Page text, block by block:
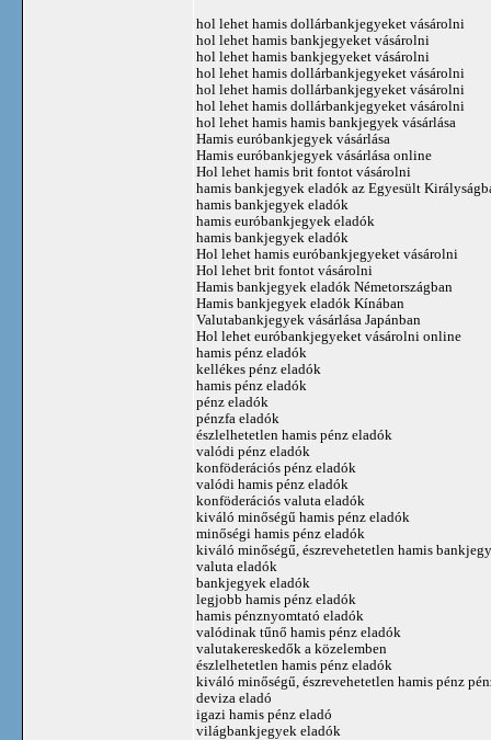
hol lehet hamis dollárbankjegyeket vásárolni
hol lehet hamis bankjegyeket vásárolni
hol lehet hamis bankjegyeket vásárolni
hol lehet hamis dollárbankjegyeket vásárolni
hol lehet hamis dollárbankjegyeket vásárolni
hol lehet hamis dollárbankjegyeket vásárolni
hol lehet hamis hamis bankjegyek vásárlása
Hamis euróbankjegyek vásárlása
Hamis euróbankjegyek vásárlása online
Hol lehet hamis brit fontot vásárolni
hamis bankjegyek eladók az Egyesült
hamis bankjegyek eladók
hamis euróbankjegyek eladók
hamis bankjegyek eladók
Hol lehet hamis euróbankjegyeket vásárolni
Hol lehet brit fontot vásárolni
Hamis bankjegyek eladók Németországban
Hamis bankjegyek eladók Kínában
Valutabankjegyek vásárlása Japánban
Hol lehet euróbankjegyeket vásárolni online
hamis pénz eladók
kellékes pénz eladók
hamis pénz eladók
pénz eladók
pénzfa eladók
észlelhetetlen hamis pénz eladók
valódi pénz eladók
konföderációs pénz eladók
valódi hamis pénz eladók
konföderációs valuta eladók
kiváló minőségű hamis pénz eladók
minőségi hamis pénz eladók
kiváló minőségű, észrevehetetlen hamis
valuta eladók
bankjegyek eladók
legjobb hamis pénz eladók
hamis pénznyomtató eladók
valódinak tűnő hamis pénz eladók
valutakereskedők a közelemben
észlelhetetlen hamis pénz eladók
kiváló minőségű, észrevehetetlen hamis pénz
deviza eladó
igazi hamis pénz eladó
világbankjegyek eladók